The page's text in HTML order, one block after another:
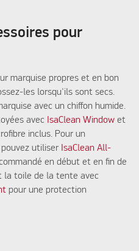
pour
marquise propres et en bon
les lorsqu'ils sont secs.
avec un chiffon humide.
avec IsaClean Window et
inclus. Pour un
utiliser IsaClean All-
en début et en fin de
la toile de la tente avec
pour une protection